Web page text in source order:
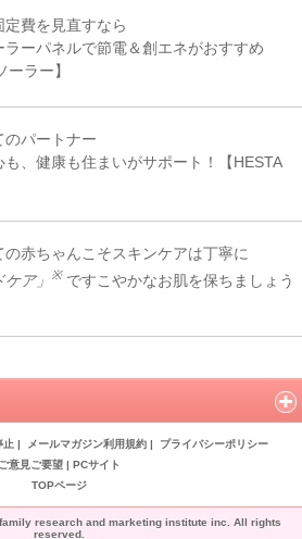
定費を見直すなら
ラーパネルで節電＆創エネがおすすめ
ーラー】
のパートナー
も、健康も住まいがサポート！【HESTA
の赤ちゃんこそスキンケアは丁寧に
ケア」
※ ですこやかなお肌を保ちましょう
止 | メールマガジン利用規約 | プライバシーポリシー
ご意見ご要望| PCサイト
TOPページ
research and marketing institute inc. All rights
reserved.